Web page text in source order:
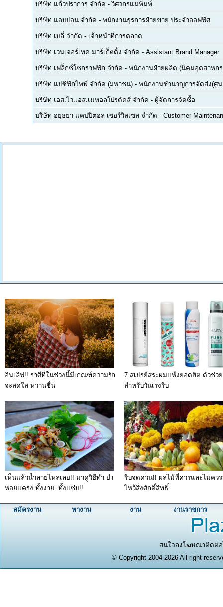
บริษัท แก้วปราการ จำกัด - วิศวกรแม่พิมพ์
บริษัท แอบปอน จำกัด - พนักงานธุรการฝ่ายขาย ประจำออฟฟิศ
บริษัท เบลี่ จำกัด - เจ้าหน้าที่การตลาด
บริษัท เวนเจอร์เทค มาร์เก็ตติ้ง จำกัด - Assistant Brand Manager
บริษัท เฟล็กซ์โซกราฟฟิก จำกัด - พนักงานฝ่ายผลิต (นิคมอุตสาหก
บริษัท แปซิฟิกไพพ์ จำกัด (มหาชน) - พนักงานชำนาญการจัดส่ง(ศู
บริษัท เอส.ไว.เอส.เมทอลโปรดัคส์ จำกัด - ผู้จัดการจัดซื้อ
บริษัท อยุธยา แคปปิตอล เซอร์วิสเซส จำกัด - Customer
อินเลิฟ!! ราศีที่ในช่วงนี้มีเกณฑ์ความรัก
จะสดใส หวานชื่น
7 สเปรย์สระผมแห้งยอดฮิต ตัวช่วย
สำหรับวันเร่งรีบ
เห็นแล้วน้ำลายไหลเลย!! มาดูวิธีทำ ยำ
หอยแครง ทั้งง่าย..ทั้งแซ่บ!!
รีบจดด่วน!! ผลไม้ที่ควรและไม่คว
ไหว้สิ่งศักดิ์สิทธิ์
สมัครงาน หางาน งาน งานราชการ
สนใจลงโฆษณาติดต่อ
© Copyright 2004-2026 All right